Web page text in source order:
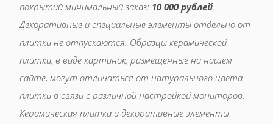
покрытий минимальный заказ: 10 000 рублей.
Декоративные и специальные элементы отдельно от
плитки не отпускаются. Образцы керамической
плитки, в виде картинок, размещенные на нашем
сайте, могут отличаться от натурального цвета
плитки в связи с различной настройкой мониторов.
Керамическая плитка и декоративные элементы